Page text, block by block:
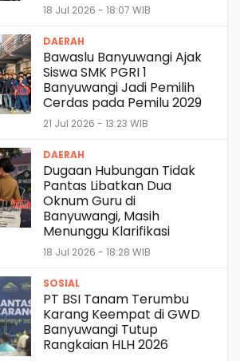
18 Jul 2026 - 18:07 WIB
DAERAH
Bawaslu Banyuwangi Ajak
Siswa SMK PGRI 1
Banyuwangi Jadi Pemilih
Cerdas pada Pemilu 2029
21 Jul 2026 - 13:23 WIB
DAERAH
Dugaan Hubungan Tidak
Pantas Libatkan Dua
Oknum Guru di
Banyuwangi, Masih
Menunggu Klarifikasi
18 Jul 2026 - 18:28 WIB
SOSIAL
PT BSI Tanam Terumbu
Karang Keempat di GWD
Banyuwangi Tutup
Rangkaian HLH 2026